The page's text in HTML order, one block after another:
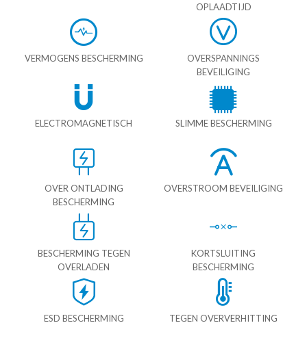
OPLAADTIJD
VERMOGENS BESCHERMING
OVERSPANNINGS
BEVEILIGING
ELECTROMAGNETISCH SLIMME BESCHERMING
OVER ONTLADING
BESCHERMING
OVERSTROOM BEVEILIGING
BESCHERMING TEGEN
OVERLADEN
KORTSLUITING
BESCHERMING
ESD BESCHERMING TEGEN OVERVERHITTING